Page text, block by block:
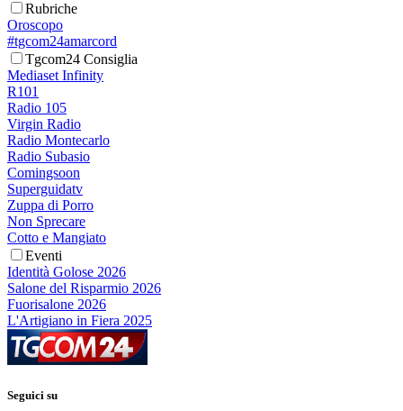
Rubriche
Oroscopo
#tgcom24amarcord
Tgcom24 Consiglia
Mediaset Infinity
R101
Radio 105
Virgin Radio
Radio Montecarlo
Radio Subasio
Comingsoon
Superguidatv
Zuppa di Porro
Non Sprecare
Cotto e Mangiato
Eventi
Identità Golose 2026
Salone del Risparmio 2026
Fuorisalone 2026
L'Artigiano in Fiera 2025
Seguici su